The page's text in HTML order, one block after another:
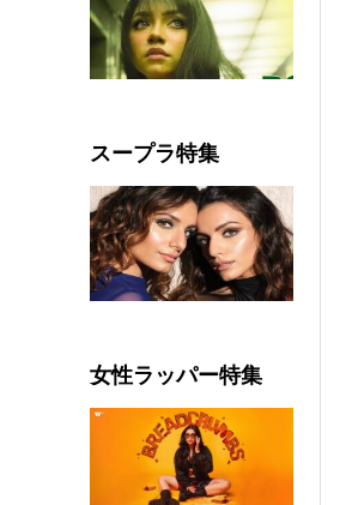
スープラ特集
女性ラッパー特集